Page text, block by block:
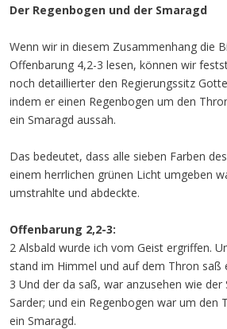
Der Regenbogen und der Smaragd
Wenn wir in diesem Zusammenhang die
Offenbarung 4,2-3 lesen, können wir
noch detaillierter den Regierungssitz
indem er einen Regenbogen um den
ein Smaragd aussah.
Das bedeutet, dass alle sieben Farben
einem herrlichen grünen Licht umgeben
umstrahlte und abdeckte.
Offenbarung 2,2-3:
2 Alsbald wurde ich vom Geist ergriffen.
stand im Himmel und auf dem Thron saß
3 Und der da saß, war anzusehen wie der
Sarder; und ein Regenbogen war um den
ein Smaragd.